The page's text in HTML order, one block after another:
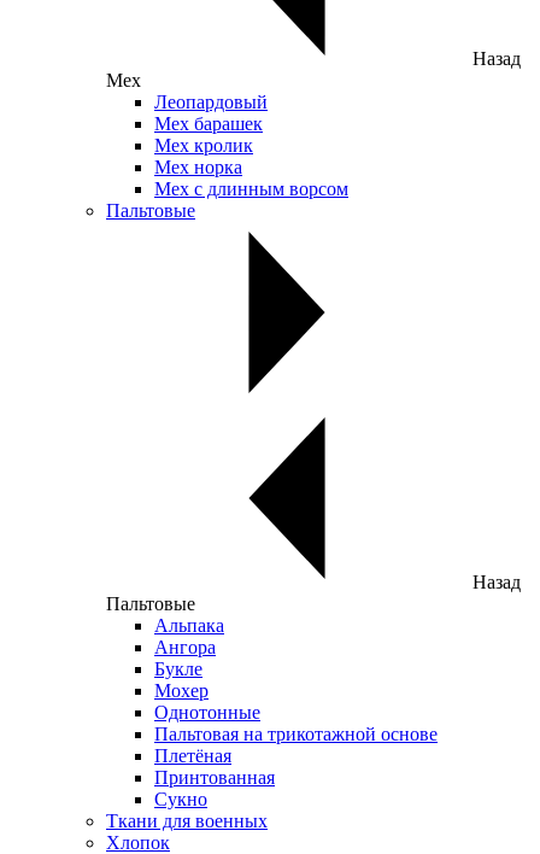
Назад
Мех
Леопардовый
Мех барашек
Мех кролик
Мех норка
Мех с длинным ворсом
Пальтовые
Назад
Пальтовые
Альпака
Ангора
Букле
Мохер
Однотонные
Пальтовая на трикотажной основе
Плетёная
Принтованная
Сукно
Ткани для военных
Хлопок